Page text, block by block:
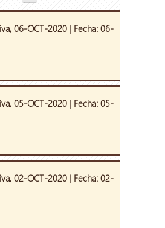
06-OCT-2020 | Fecha: 06-
05-OCT-2020 | Fecha: 05-
02-OCT-2020 | Fecha: 02-